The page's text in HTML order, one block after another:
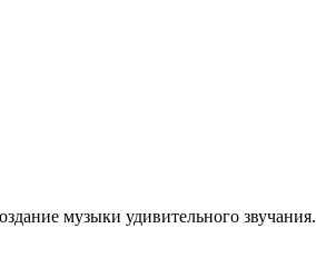
музыки удивительного звучания.